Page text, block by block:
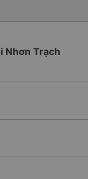
Nhơn Trạch